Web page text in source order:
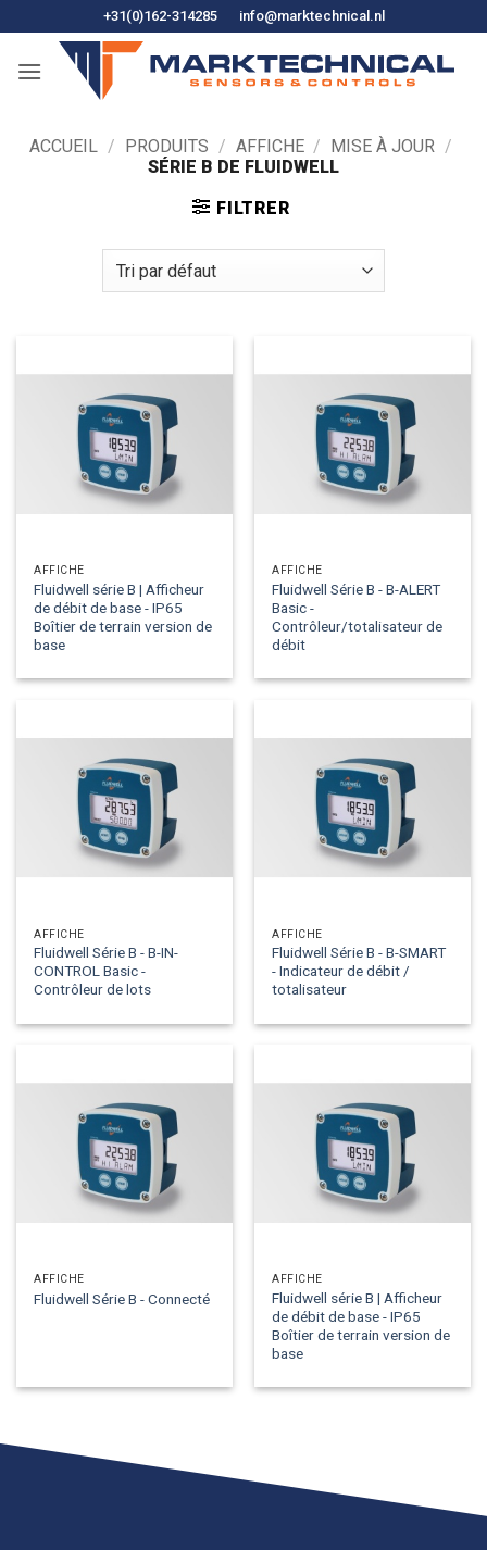
to
content
+31(0)162-314285 info@marktechnical.nl
ACCUEIL / PRODUITS / AFFICHE / MISE À JOUR /
SÉRIE B DE FLUIDWELL
FILTRER
AFFICHE
Fluidwell série B | Afficheur
de débit de base - IP65
Boîtier de terrain version de
base
AFFICHE
Fluidwell Série B - B-ALERT
Basic -
Contrôleur/totalisateur de
débit
AFFICHE
Fluidwell Série B - B-IN-
CONTROL Basic -
Contrôleur de lots
AFFICHE
Fluidwell Série B - B-SMART
- Indicateur de débit /
totalisateur
AFFICHE
Fluidwell Série B - Connecté
AFFICHE
Fluidwell série B | Afficheur
de débit de base - IP65
Boîtier de terrain version de
base